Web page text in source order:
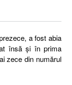
a fost abia
însă şi în prima
zece din numărul